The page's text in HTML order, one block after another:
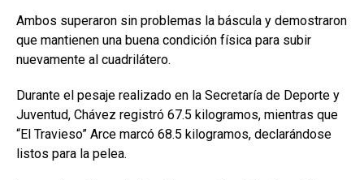
Ambos superaron sin problemas la báscula y demostraron
que mantienen una buena condición física para subir
nuevamente al cuadrilátero.
Durante el pesaje realizado en la Secretaría de Deporte y
Juventud, Chávez registró 67.5 kilogramos, mientras que
“El Travieso” Arce marcó 68.5 kilogramos, declarándose
listos para la pelea.